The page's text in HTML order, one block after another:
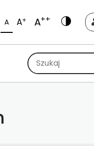
A A+ A++